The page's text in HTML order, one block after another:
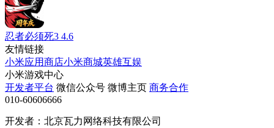
忍者必须死3 4.6
友情链接
小米应用商店小米商城英雄互娱
小米游戏中心
开发者平台 微信公众号 微博主页 商务合作
010-60606666
开发者：北京瓦力网络科技有限公司